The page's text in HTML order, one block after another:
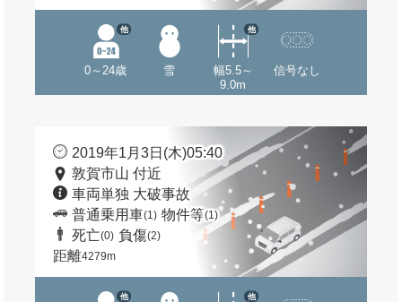
0～24歳
他
雪
幅5.5～
9.0m
他
信号なし
2019年1月3日(木)05:40
敦賀市山 付近
車両単独 大破事故
普通乗用車(1) 物件等(1)
死亡(0) 負傷(2)
距離4279m
他 他